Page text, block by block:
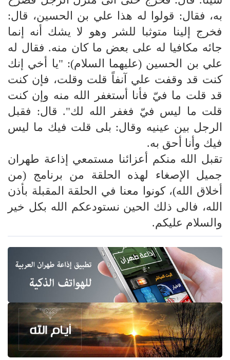
به، فقال: قولوا له هذا علي بن الحسين، قال:
فخرج إلينا متوثبا للشر وهو لا يشك أنه إنما
جائه مكافيا له على بعض ما كان منه. فقال له
علي بن الحسين (عليهما السلام): "يا أخي إنك
كنت قد وقفت علي آنفاً قلت وقلت، فإن كنت
قد قلت ما فيّ فأنا أستغفر الله منه وإن كنت
قلت ما ليس فيّ فغفر الله لك". قال: فقبل
الرجل بين عينيه وقال: بلى قلت فيك ما ليس
فيك وأنا أحق به.
تقبل الله منكم أعزائنا مستمعي إذاعة طهران
جميل الإصغاء لهذه الحلقة من برنامج (من
أخلاق الله)، كونوا معنا في الحلقة المقبلة بأذن
الله، فالى ذلك الحين نستودعكم الله بكل خير
والسلام عليكم.